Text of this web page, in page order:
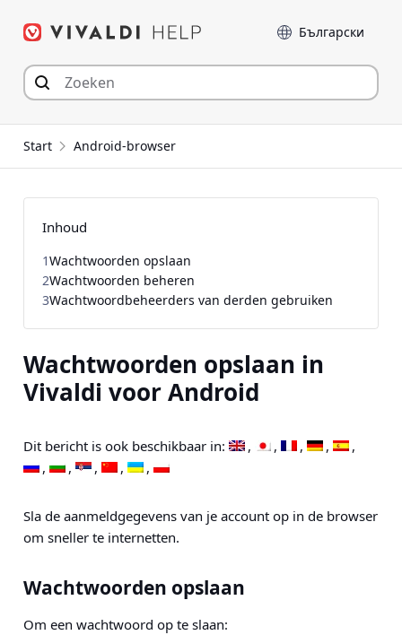
naar
Taal
Start Android-browser
Wachtwoorden opslaan in
Vivaldi voor Android
Dit bericht is ook beschikbaar in:
Sla de aanmeldgegevens van je account op in de browser
om sneller te internetten.
Wachtwoorden opslaan
Om een wachtwoord op te slaan:
Inhoud
1Wachtwoorden opslaan
2Wachtwoorden beheren
3Wachtwoordbeheerders van derden gebruiken